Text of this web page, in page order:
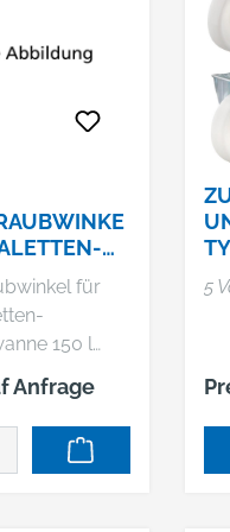
für
150 l
auf
Anfrage
5